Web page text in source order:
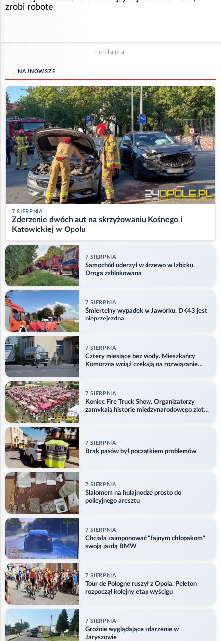
zrobi robote
reklama
NAJNOWSZE
7 SIERPNIA
Zderzenie dwóch aut na skrzyżowaniu Kośnego i
Katowickiej w Opolu
7 SIERPNIA
Samochód uderzył w drzewo w Izbicku.
Droga zablokowana
7 SIERPNIA
Śmiertelny wypadek w Jaworku. DK43 jest
nieprzejezdna
7 SIERPNIA
Cztery miesiące bez wody. Mieszkańcy
Komorzna wciąż czekają na rozwiązanie
7 SIERPNIA
Koniec Fire Truck Show. Organizatorzy
zamykają historię międzynarodowego zlotu
7 SIERPNIA
Brak pasów był początkiem problemów
7 SIERPNIA
Slalomem na hulajnodze prosto do
policyjnego aresztu
7 SIERPNIA
Chciała zaimponować "fajnym chłopakom"
swoją jazdą BMW
7 SIERPNIA
Tour de Pologne ruszył z Opola. Peleton
rozpoczął kolejny etap wyścigu
7 SIERPNIA
Groźnie wyglądające zdarzenie w
Jaryszowie